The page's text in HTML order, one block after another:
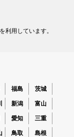
利用しています。
福島 茨城
新潟 富山
愛知 三重
鳥取 島根